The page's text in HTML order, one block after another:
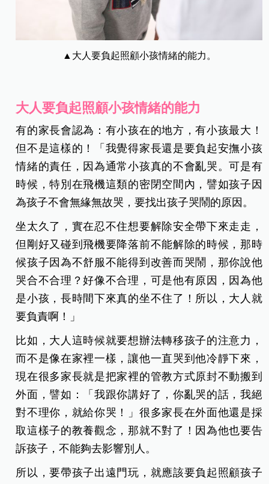
▲大人要負起照顧小孩情緒的能力。
大人要負起照顧小孩情緒的能力
有的家長會認為：有小孩在的地方，有小孩最大！
但不是這樣的！「我覺得家長還是要負起安撫小孩
情緒的責任，因為通常小孩真的不會亂哭。可是有
時候，特別在飛機這類的密閉空間內，譬如孩子因
為孩子不會無緣無故哭，要找出孩子哭鬧的原因。
坐太久了，實在忍不住想要解除安全帶下來走走，
但剛好又碰到飛機要降落前不能解除的時候，那時
候孩子因為不舒服不能得到改善而哭鬧，那你說他
哭合不合理？好像不合理，可是他有原因，因為他
是小孩，長時間下來真的坐不住了！所以，大人就
要負責啊！」
比如，大人這時候就要想辦法轉移孩子的注意力，
而不是像在家裡一樣，讓他一直哭到他冷靜下來，
現在很多家長就是把家裡的管教方式原封不動搬到
外面，譬如：「我跟你講好了，你亂哭的話，我絕
對不理你，就給你哭！」很多家長在外面他還是採
取這樣子的教養觀念，那就不對了！因為他也要告
訴孩子，不能夠去影響別人。
所以，要帶孩子出遠門玩，就應該要負起照顧孩子